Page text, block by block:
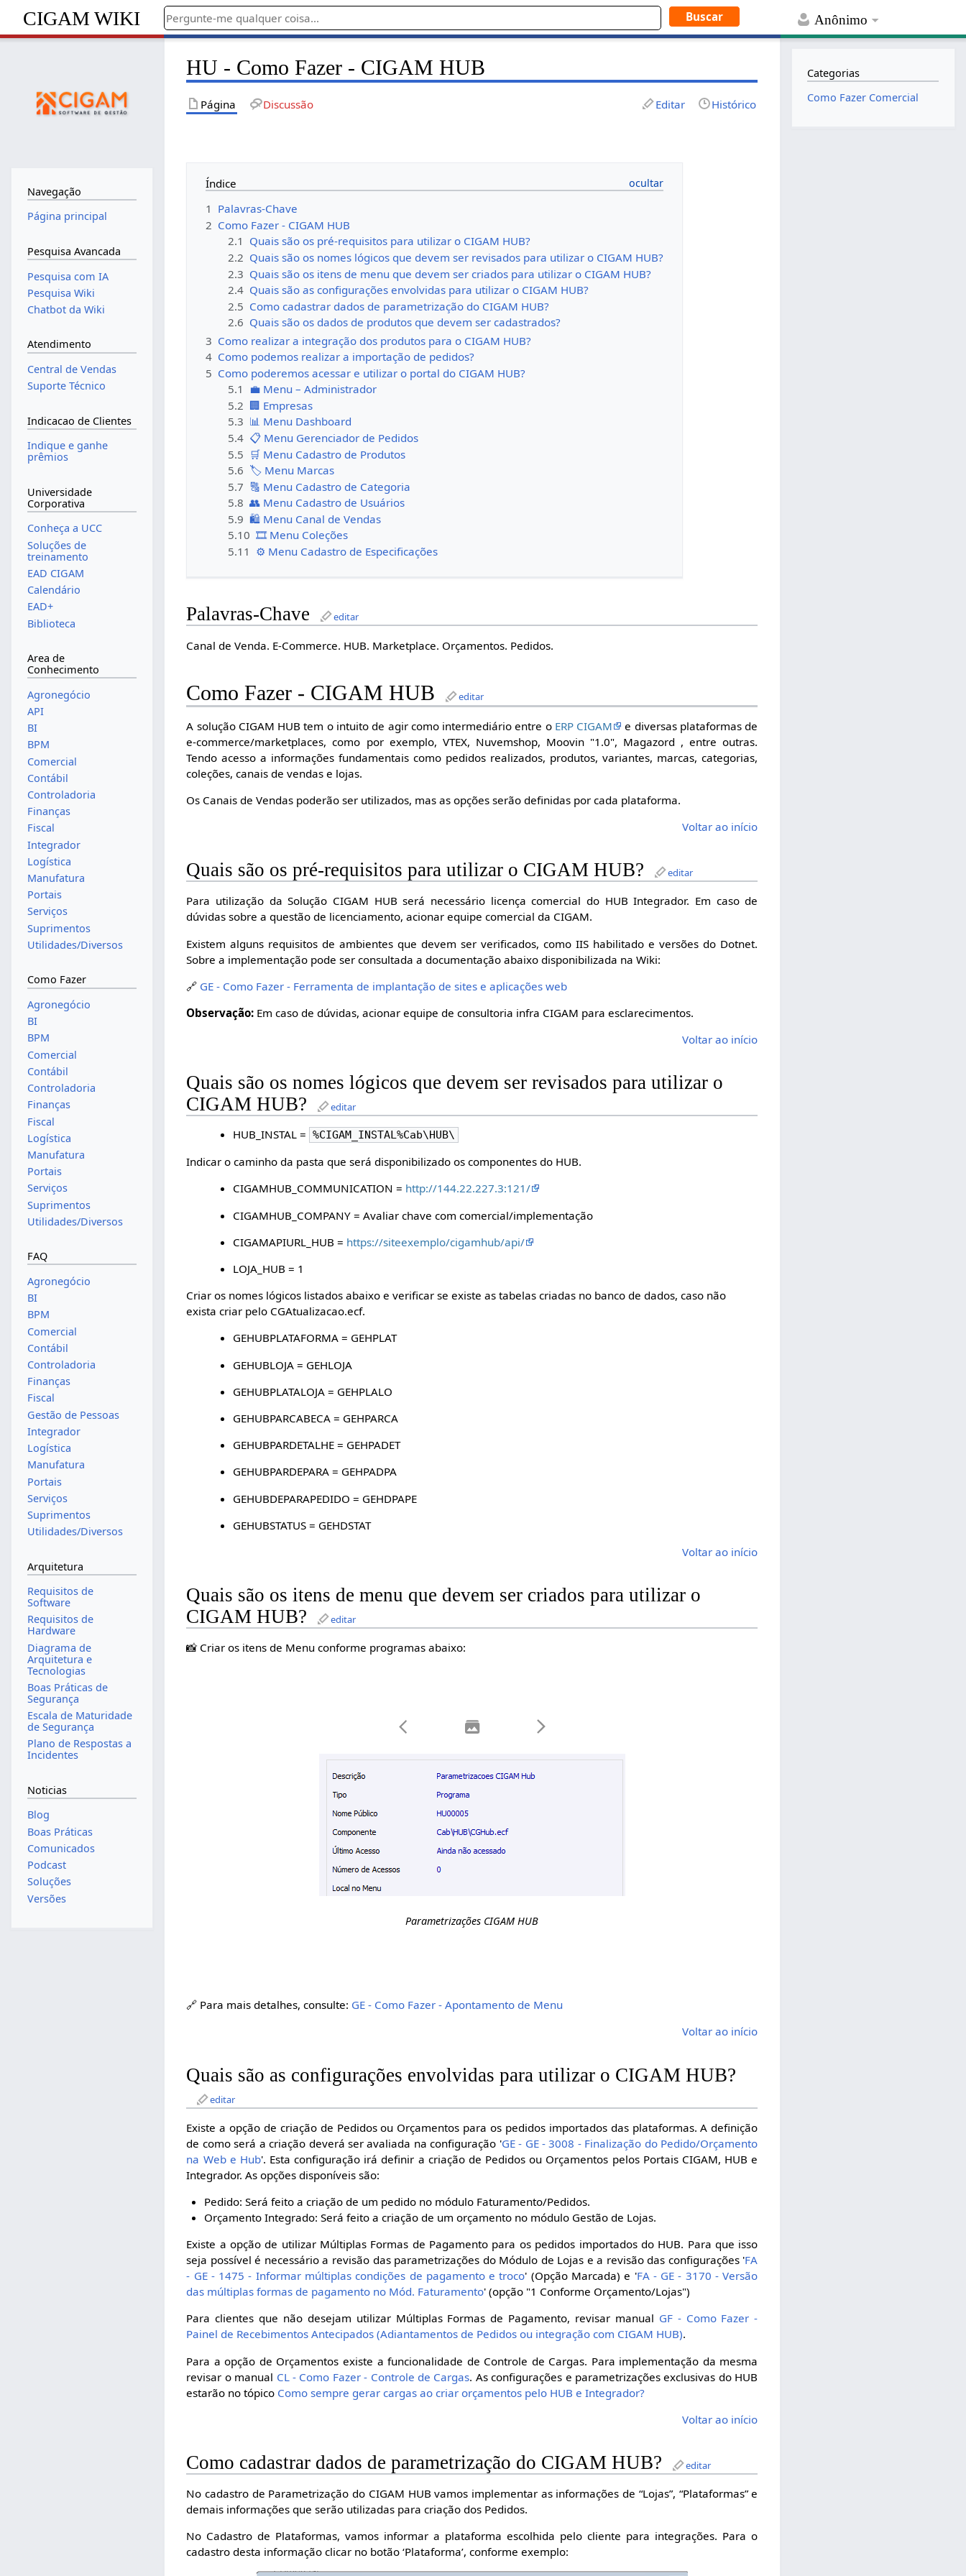
Anônimo
CIGAM WIKI
HU - Como Fazer - CIGAM HUB
Página Discussão Editar Histórico
Índice
1 Palavras-Chave
2 Como Fazer - CIGAM HUB
2.1 Quais são os pré-requisitos para utilizar o CIGAM HUB?
2.2 Quais são os nomes lógicos que devem ser revisados para utilizar o CIGAM HUB?
2.3 Quais são os itens de menu que devem ser criados para utilizar o CIGAM HUB?
2.4 Quais são as configurações envolvidas para utilizar o CIGAM HUB?
2.5 Como cadastrar dados de parametrização do CIGAM HUB?
2.6 Quais são os dados de produtos que devem ser cadastrados?
3 Como realizar a integração dos produtos para o CIGAM HUB?
4 Como podemos realizar a importação de pedidos?
5 Como poderemos acessar e utilizar o portal do CIGAM HUB?
5.1
💼 Menu – Administrador
5.2 🏢 Empresas
5.3 📊 Menu Dashboard
5.4 📋 Menu Gerenciador de Pedidos
5.5 🛒 Menu Cadastro de Produtos
5.6 🏷️ Menu Marcas
5.7 🔠 Menu Cadastro de Categoria
5.8 👥 Menu Cadastro de Usuários
5.9 🛍️ Menu Canal de Vendas
5.10 🎞️ Menu Coleções
5.11 ⚙️ Menu Cadastro de Especificações
Palavras-Chave editar
Canal de Venda. E-Commerce. HUB. Marketplace. Orçamentos. Pedidos.
Como Fazer - CIGAM HUB editar
A solução CIGAM HUB tem o intuito de agir como intermediário entre o ERP CIGAM
e diversas plataformas de
e-commerce/marketplaces, como por exemplo, VTEX, Nuvemshop, Moovin "1.0", Magazord , entre outras.
Tendo acesso a informações fundamentais como pedidos realizados, produtos, variantes, marcas, categorias,
coleções, canais de vendas e lojas.
Os Canais de Vendas poderão ser utilizados, mas as opções serão definidas por cada plataforma.
Voltar ao início
Quais são os pré-requisitos para utilizar o CIGAM HUB? editar
Para utilização da Solução CIGAM HUB será necessário licença comercial do HUB Integrador. Em caso de
dúvidas sobre a questão de licenciamento, acionar equipe comercial da CIGAM.
Existem alguns requisitos de ambientes que devem ser verificados, como IIS habilitado e versões do Dotnet.
Sobre a implementação pode ser consultada a documentação abaixo disponibilizada na Wiki:
🔗 GE - Como Fazer - Ferramenta de implantação de sites e aplicações web
Observação: Em caso de dúvidas, acionar equipe de consultoria infra CIGAM para esclarecimentos.
Voltar ao início
Quais são os nomes lógicos que devem ser revisados para utilizar o
CIGAM HUB?
editar
HUB_INSTAL = %CIGAM_INSTAL%Cab\HUB\
Indicar o caminho da pasta que será disponibilizado os componentes do HUB.
CIGAMHUB_COMMUNICATION = http://144.22.227.3:121/
CIGAMHUB_COMPANY = Avaliar chave com comercial/implementação
CIGAMAPIURL_HUB = https://siteexemplo/cigamhub/api/
LOJA_HUB = 1
Criar os nomes lógicos listados abaixo e verificar se existe as tabelas criadas no banco de dados, caso não
exista criar pelo CGAtualizacao.ecf.
GEHUBPLATAFORMA = GEHPLAT
GEHUBLOJA = GEHLOJA
GEHUBPLATALOJA = GEHPLALO
GEHUBPARCABECA = GEHPARCA
GEHUBPARDETALHE = GEHPADET
GEHUBPARDEPARA = GEHPADPA
GEHUBDEPARAPEDIDO = GEHDPAPE
GEHUBSTATUS = GEHDSTAT
Voltar ao início
Quais são os itens de menu que devem ser criados para utilizar o
CIGAM HUB?
editar
📸 Criar os itens de Menu conforme programas abaixo:
Parametrizações CIGAM HUB
🔗 Para mais detalhes, consulte: GE - Como Fazer - Apontamento de Menu
Voltar ao início
Quais são as configurações envolvidas para utilizar o CIGAM HUB?
editar
Existe a opção de criação de Pedidos ou Orçamentos para os pedidos importados das plataformas. A definição
de como será a criação deverá ser avaliada na configuração 'GE - GE - 3008 - Finalização do Pedido/Orçamento
na Web e Hub'. Esta configuração irá definir a criação de Pedidos ou Orçamentos pelos Portais CIGAM, HUB e
Integrador. As opções disponíveis são:
Pedido: Será feito a criação de um pedido no módulo Faturamento/Pedidos.
Orçamento Integrado: Será feito a criação de um orçamento no módulo Gestão de Lojas.
Existe a opção de utilizar Múltiplas Formas de Pagamento para os pedidos importados do HUB. Para que isso
seja possível é necessário a revisão das parametrizações do Módulo de Lojas e a revisão das configurações 'FA
- GE - 1475 - Informar múltiplas condições de pagamento e troco' (Opção Marcada) e 'FA - GE - 3170 - Versão
das múltiplas formas de pagamento no Mód. Faturamento' (opção "1 Conforme Orçamento/Lojas")
Para clientes que não desejam utilizar Múltiplas Formas de Pagamento, revisar manual GF - Como Fazer -
Painel de Recebimentos Antecipados (Adiantamentos de Pedidos ou integração com CIGAM HUB).
Para a opção de Orçamentos existe a funcionalidade de Controle de Cargas. Para implementação da mesma
revisar o manual CL - Como Fazer - Controle de Cargas. As configurações e parametrizações exclusivas do HUB
estarão no tópico Como sempre gerar cargas ao criar orçamentos pelo HUB e Integrador?
Voltar ao início
Como cadastrar dados de parametrização do CIGAM HUB? editar
No cadastro de Parametrização do CIGAM HUB vamos implementar as informações de “Lojas”, “Plataformas” e
demais informações que serão utilizadas para criação dos Pedidos.
No Cadastro de Plataformas, vamos informar a plataforma escolhida pelo cliente para integrações. Para o
cadastro desta informação clicar no botão ‘Plataforma’, conforme exemplo:
Navegação
Página principal
Pesquisa Avancada
Pesquisa com IA
Pesquisa Wiki
Chatbot da Wiki
Atendimento
Central de Vendas
Suporte Técnico
Indicacao de Clientes
Indique e ganhe
prêmios
Universidade
Corporativa
Conheça a UCC
Soluções de
treinamento
EAD CIGAM
Calendário
EAD+
Biblioteca
Area de
Conhecimento
Agronegócio
API
BI
BPM
Comercial
Contábil
Controladoria
Finanças
Fiscal
Integrador
Logística
Manufatura
Portais
Serviços
Suprimentos
Utilidades/Diversos
Como Fazer
Agronegócio
BI
BPM
Comercial
Contábil
Controladoria
Finanças
Fiscal
Logística
Manufatura
Portais
Serviços
Suprimentos
Utilidades/Diversos
FAQ
Agronegócio
BI
BPM
Comercial
Contábil
Controladoria
Finanças
Fiscal
Gestão de Pessoas
Integrador
Logística
Manufatura
Portais
Serviços
Suprimentos
Utilidades/Diversos
Arquitetura
Requisitos de
Software
Requisitos de
Hardware
Diagrama de
Arquitetura e
Tecnologias
Boas Práticas de
Segurança
Escala de Maturidade
de Segurança
Plano de Respostas a
Incidentes
Noticias
Blog
Boas Práticas
Comunicados
Podcast
Soluções
Versões
Categorias
Como Fazer Comercial